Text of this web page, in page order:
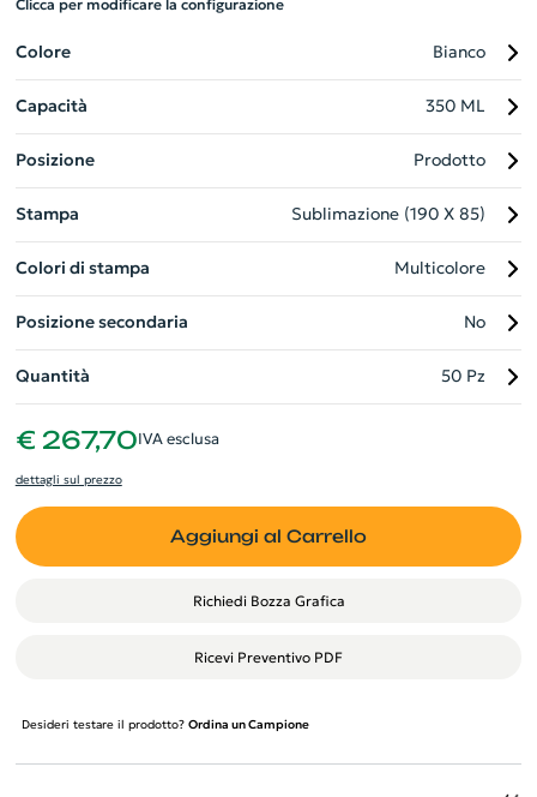
mm e viene fornita in una elegante scatola di dimensioni 100 x
118 x 86mm. La tazza personalizzata è un'ottima scelta per
valorizzare il tuo brand.
Clicca per modificare la configurazione
Colore Bianco
Capacità 350 ML
Posizione Prodotto
Stampa Sublimazione (190 X 85)
Colori di stampa Multicolore
Posizione secondaria No
Quantità 50 Pz
€ 267,70IVA esclusa
dettagli sul prezzo
Aggiungi al Carrello
Richiedi Bozza Grafica
Ricevi Preventivo PDF
Desideri testare il prodotto? Ordina un Campione